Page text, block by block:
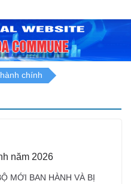
chính
năm 2026
MỚI BAN HÀNH VÀ BỊ